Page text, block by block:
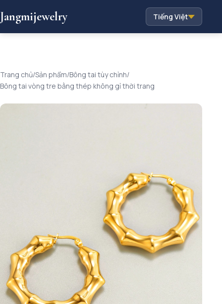
Jangmijewelry Tiếng Việt
Trang chủ/Sản phẩm/Bông tai tùy chỉnh/
Bông tai vòng tre bằng thép không gỉ thời trang